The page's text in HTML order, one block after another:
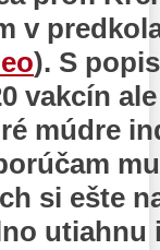
v
). S
vakcín
múdre
si ešte